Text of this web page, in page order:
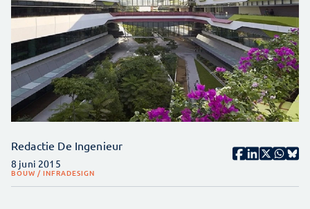
Redactie De Ingenieur
8 juni 2015
BOUW / INFRADESIGN